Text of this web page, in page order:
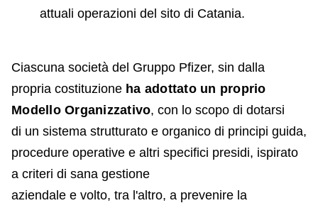
attuali operazioni del sito di Catania.
Ciascuna società del Gruppo Pfizer, sin dalla
propria costituzione ha adottato un proprio
Modello Organizzativo, con lo scopo di dotarsi
di un sistema strutturato e organico di principi guida,
procedure operative e altri specifici presidi, ispirato
a criteri di sana gestione
aziendale e volto, tra l'altro, a prevenire la